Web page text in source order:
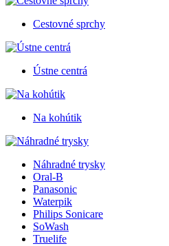
Cestovné sprchy
Ústne centrá
Na kohútik
Náhradné trysky
Oral-B
Panasonic
Waterpik
Philips Sonicare
SoWash
Truelife